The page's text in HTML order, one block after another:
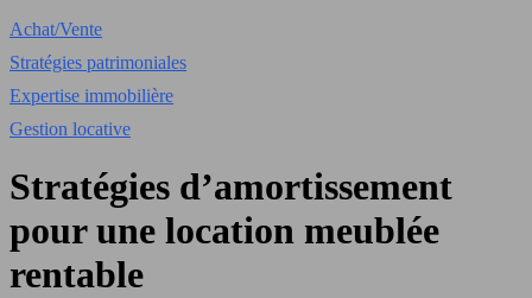
Achat/Vente
Stratégies patrimoniales
Expertise immobilière
Gestion locative
Stratégies d’amortissement
pour une location meublée
rentable